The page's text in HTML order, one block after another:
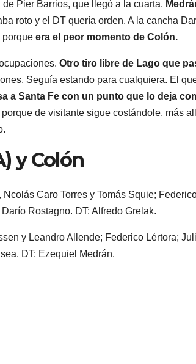
Pier Barrios, que llegó a la cuarta.
roto y el DT quería orden. A la cancha
porque era el peor momento de Colón.
Otro tiro libre de Lago que
Seguía estando para cualquiera. El
a Santa Fe con un punto que lo deja
de visitante sigue costándole, más
y Colón
Caro Torres y Tomás Squie;
Rostagno. DT: Alfredo Grelak.
y Leandro Allende; Federico Lértora;
DT: Ezequiel Medrán.